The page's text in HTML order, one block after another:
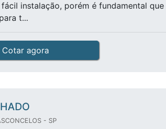
instalação, porém é fundamental que
t...
Cotar agora
- SP